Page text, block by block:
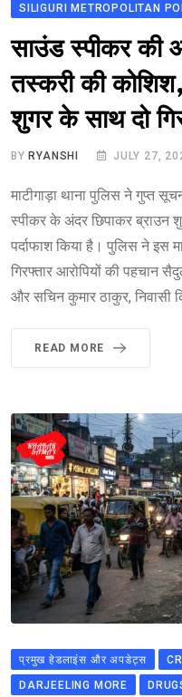
SILIGURI METROPOLITAN
साउंड स्पीकर की
तस्करी की
शुगर के साथ दो
BYRYANSHI JULY 27,
माटीगाड़ा थाना पुलिस ने गुप्त
स्पीकर के अंदर छिपाकर ब्राउन
पर्दाफाश किया है। पुलिस ने इस
गिरफ्तार आरोपियों की पहचान
और सचिन कुमार ठाकुर, निवासी
READ MORE
प्रमुख हेडलाइंस और अपडेट्स
DARJEELING MORE